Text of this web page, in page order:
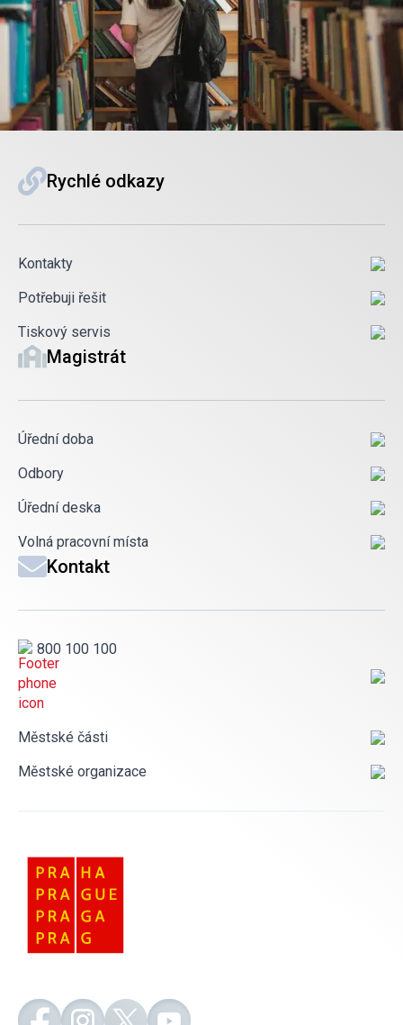
Rychlé odkazy
Kontakty
Potřebuji řešit
Tiskový servis
Magistrát
Úřední doba
Odbory
Úřední deska
Volná pracovní místa
Kontakt
800 100 100
Městské části
Městské organizace